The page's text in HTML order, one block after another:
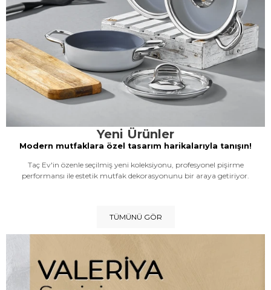
Yeni Ürünler
Modern mutfaklara özel tasarım harikalarıyla tanışın!
Taç Ev'in özenle seçilmiş yeni koleksiyonu, profesyonel pişirme
performansı ile estetik mutfak dekorasyonunu bir araya getiriyor.
TÜMÜNÜ GÖR